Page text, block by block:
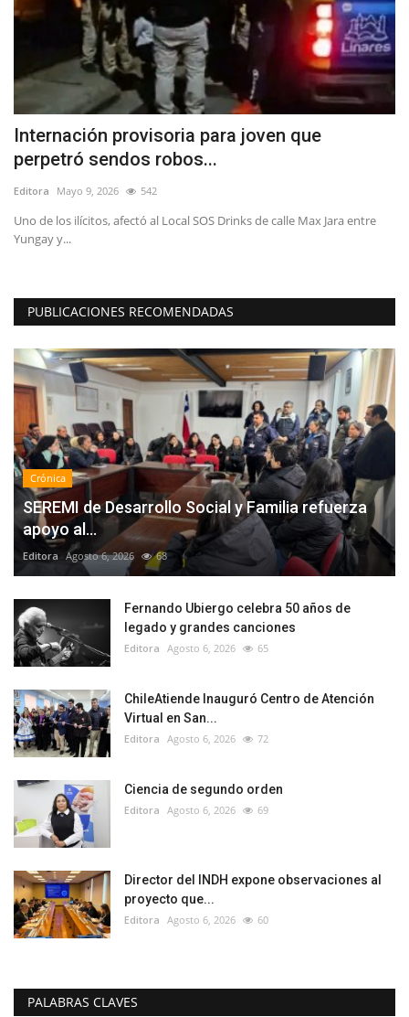
Internación provisoria para joven que
perpetró sendos robos...
Editora Mayo 9, 2026 542
Uno de los ilícitos, afectó al Local SOS Drinks de calle Max Jara entre
Yungay y...
PUBLICACIONES RECOMENDADAS
Crónica
SEREMI de Desarrollo Social y Familia refuerza
apoyo al...
Editora Agosto 6, 2026 68
Fernando Ubiergo celebra 50 años de
legado y grandes canciones
Editora Agosto 6, 2026 65
ChileAtiende Inauguró Centro de Atención
Virtual en San...
Editora Agosto 6, 2026 72
Ciencia de segundo orden
Editora Agosto 6, 2026 69
Director del INDH expone observaciones al
proyecto que...
Editora Agosto 6, 2026 60
PALABRAS CLAVES